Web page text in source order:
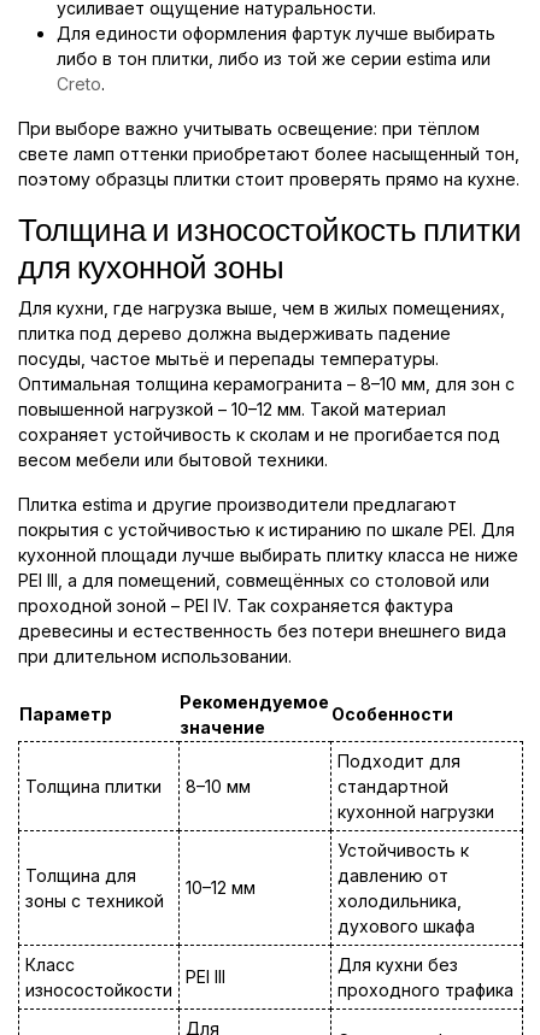
усиливает ощущение натуральности.
Для единости оформления фартук лучше выбирать
либо в тон плитки, либо из той же серии estimа или
Creto.
При выборе важно учитывать освещение: при тёплом
свете ламп оттенки приобретают более насыщенный тон,
поэтому образцы плитки стоит проверять прямо на кухне.
Толщина и износостойкость плитки
для кухонной зоны
Для кухни, где нагрузка выше, чем в жилых помещениях,
плитка под дерево должна выдерживать падение
посуды, частое мытьё и перепады температуры.
Оптимальная толщина керамогранита – 8–10 мм, для зон с
повышенной нагрузкой – 10–12 мм. Такой материал
сохраняет устойчивость к сколам и не прогибается под
весом мебели или бытовой техники.
Плитка estimа и другие производители предлагают
покрытия с устойчивостью к истиранию по шкале PEI. Для
кухонной площади лучше выбирать плитку класса не ниже
PEI III, а для помещений, совмещённых со столовой или
проходной зоной – PEI IV. Так сохраняется фактура
древесины и естественность без потери внешнего вида
при длительном использовании.
Параметр
Рекомендуемое
значение
Особенности
Толщина плитки 8–10 мм
Подходит для
стандартной
кухонной нагрузки
Толщина для
зоны с техникой
10–12 мм
Устойчивость к
давлению от
холодильника,
духового шкафа
Класс
износостойкости
PEI III
Для кухни без
проходного трафика
Для